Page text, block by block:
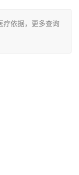
疗依据，更多查询